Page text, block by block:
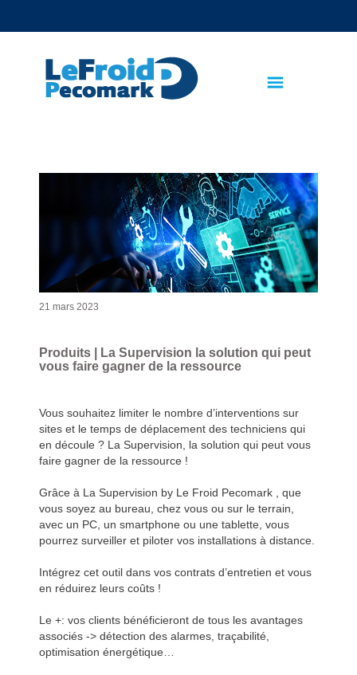
21 mars 2023
Produits | La Supervision la solution qui peut
vous faire gagner de la ressource
Vous souhaitez limiter le nombre d’interventions sur
sites et le temps de déplacement des techniciens qui
en découle ? La Supervision, la solution qui peut vous
faire gagner de la ressource !
Grâce à La Supervision by Le Froid Pecomark , que
vous soyez au bureau, chez vous ou sur le terrain,
avec un PC, un smartphone ou une tablette, vous
pourrez surveiller et piloter vos installations à distance.
Intégrez cet outil dans vos contrats d’entretien et vous
en réduirez leurs coûts !
Le +: vos clients bénéficieront de tous les avantages
associés -> détection des alarmes, traçabilité,
optimisation énergétique…